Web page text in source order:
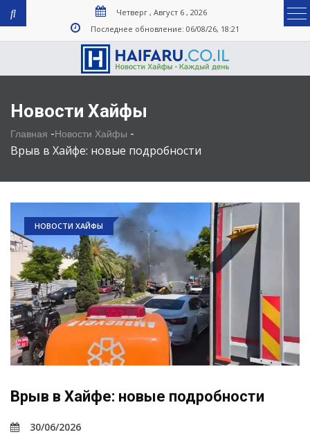
Четверг , Август 6 , 2026
Последнее обновление: 06/08/26, 18:21
Новости Хайфы
Главная -Новости Хайфы -
Врыв в Хайфе: новые подробности
НОВОСТИ ХАЙФЫ
Врыв в Хайфе: новые подробности
30/06/2026